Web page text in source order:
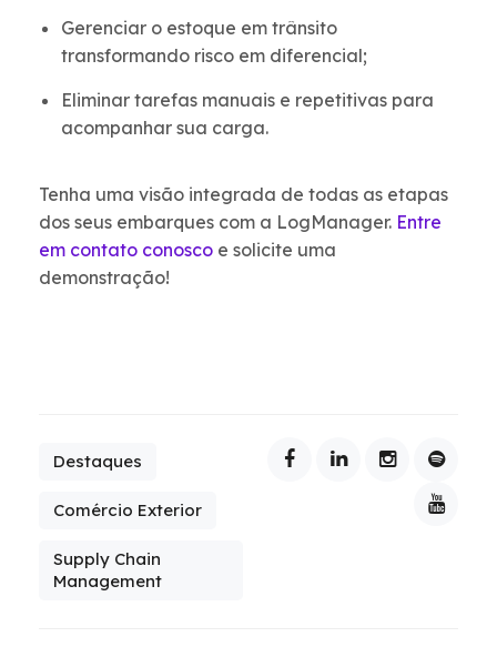
Gerenciar o estoque em trânsito
transformando risco em diferencial;
Eliminar tarefas manuais e repetitivas para
acompanhar sua carga.
Tenha uma visão integrada de todas as etapas
dos seus embarques com a LogManager. Entre
em contato conosco e solicite uma
demonstração!
Destaques
Comércio Exterior
Supply Chain
Management